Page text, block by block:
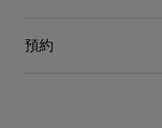
預約